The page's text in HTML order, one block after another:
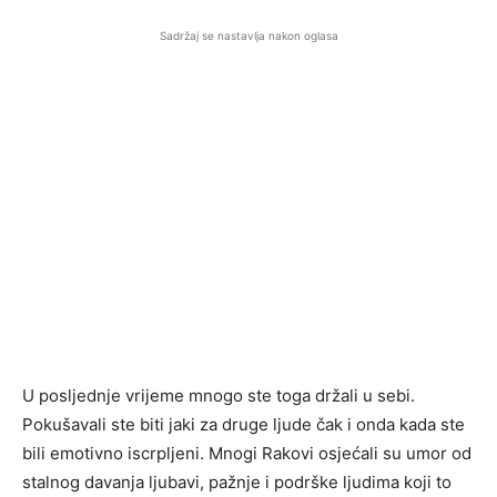
Sadržaj se nastavlja nakon oglasa
U posljednje vrijeme mnogo ste toga držali u sebi.
Pokušavali ste biti jaki za druge ljude čak i onda kada ste
bili emotivno iscrpljeni. Mnogi Rakovi osjećali su umor od
stalnog davanja ljubavi, pažnje i podrške ljudima koji to